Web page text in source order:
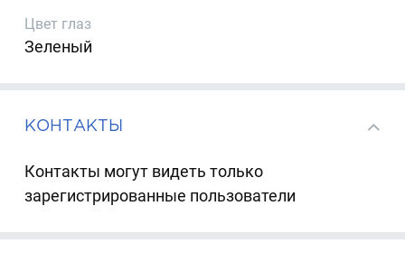
Цвет глаз
Зеленый
КОНТАКТЫ
Контакты могут видеть только
зарегистрированные пользователи